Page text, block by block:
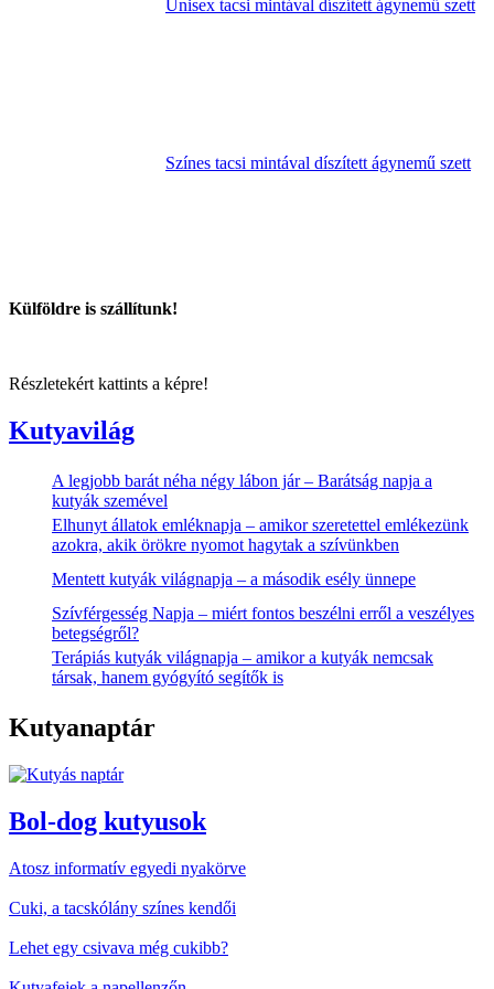
Unisex tacsi mintával díszített ágynemű szett
Színes tacsi mintával díszített ágynemű szett
Külföldre is szállítunk!
Részletekért kattints a képre!
Kutyavilág
A legjobb barát néha négy lábon jár – Barátság napja a
kutyák szemével
Elhunyt állatok emléknapja – amikor szeretettel emlékezünk
azokra, akik örökre nyomot hagytak a szívünkben
Mentett kutyák világnapja – a második esély ünnepe
Szívférgesség Napja – miért fontos beszélni erről a veszélyes
betegségről?
Terápiás kutyák világnapja – amikor a kutyák nemcsak
társak, hanem gyógyító segítők is
Kutyanaptár
Bol-dog kutyusok
Atosz informatív egyedi nyakörve
Cuki, a tacskólány színes kendői
Lehet egy csivava még cukibb?